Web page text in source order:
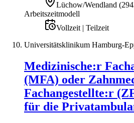
Lüchow/Wendland (
Arbeitszeitmodell
Vollzeit | Teilzeit
Universitätsklinikum Hamburg-
Medizinische:r
(MFA) oder
Fachangestellte:r
für die